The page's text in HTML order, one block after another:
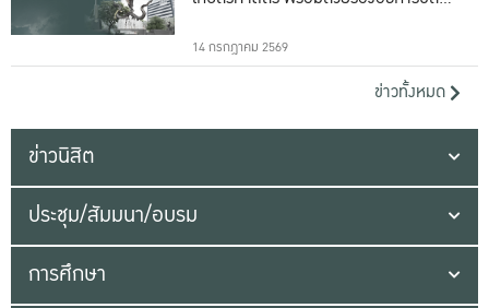
14 กรกฎาคม 2569
ข่าวทั้งหมด
ข่าวนิสิต
ประชุม/สัมมนา/อบรม
การศึกษา